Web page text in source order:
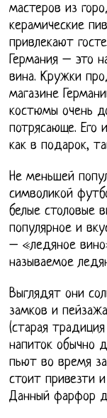
мастеров из
керамические
привлекают
Германия – это
вина. Кружки
магазине
костюмы очень
потрясающе. Его
как в подарок,
Не меньшей
символикой
белые столовые
популярное и
– «ледяное
называемое
Выглядят они
замков и
(старая
напиток обычно
пьют во время
стоит привезти
Данный фарфор